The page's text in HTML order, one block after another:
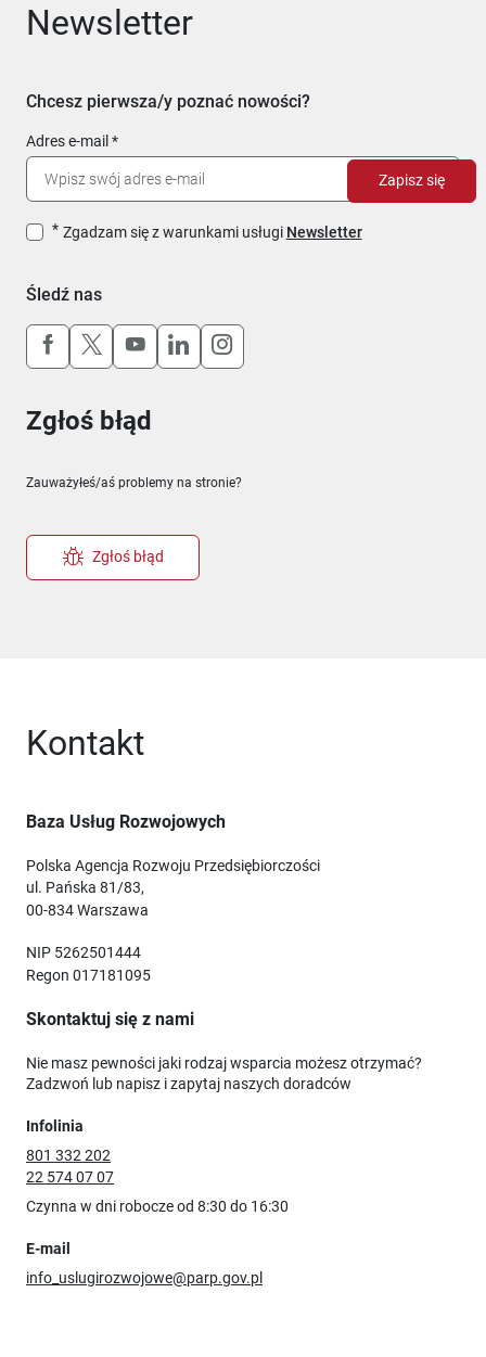
Newsletter
Chcesz pierwsza/y poznać nowości?
Adres e-mail
Zgadzam się z warunkami usługi Newsletter
Zapisz się
Śledź nas
Uwaga, link otworzy się w nowym oknie
Uwaga, link otworzy się w nowym oknie
Uwaga, link otworzy się w nowym
Uwaga, link otworzy się w
Uwaga, link otworzy się w
Zgłoś błąd
Zauważyłeś/aś problemy na stronie?
Zgłoś błąd
Kontakt
Baza Usług Rozwojowych
Polska Agencja Rozwoju Przedsiębiorczości
ul. Pańska 81/83,
00-834 Warszawa
NIP 5262501444
Regon 017181095
Skontaktuj się z nami
Nie masz pewności jaki rodzaj wsparcia możesz otrzymać?
Zadzwoń lub napisz i zapytaj naszych doradców
Infolinia
801 332 202
22 574 07 07
Czynna w dni robocze od 8:30 do 16:30
E-mail
info_uslugirozwojowe@parp.gov.pl